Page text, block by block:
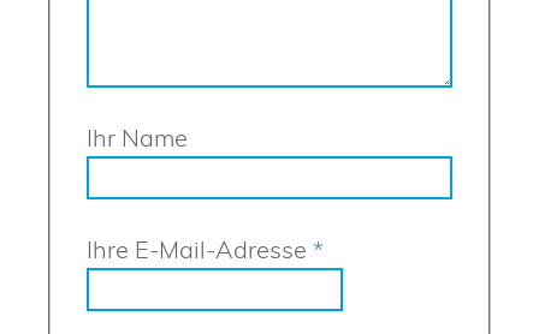
Ihr Name
Ihre E-Mail-Adresse *